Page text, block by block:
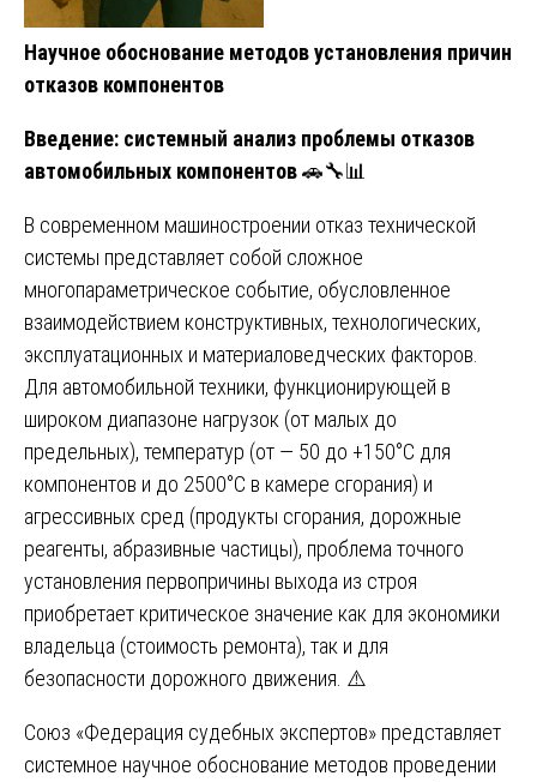
Научное обоснование методов установления причин
отказов компонентов
Введение: системный анализ проблемы отказов
автомобильных компонентов🚗🔧📊
В современном машиностроении отказ технической
системы представляет собой сложное
многопараметрическое событие, обусловленное
взаимодействием конструктивных, технологических,
эксплуатационных и материаловедческих факторов.
Для автомобильной техники, функционирующей в
широком диапазоне нагрузок (от малых до
предельных), температур (от — 50 до +150°C для
компонентов и до 2500°C в камере сгорания) и
агрессивных сред (продукты сгорания, дорожные
реагенты, абразивные частицы), проблема точного
установления первопричины выхода из строя
приобретает критическое значение как для экономики
владельца (стоимость ремонта), так и для
безопасности дорожного движения. ⚠️
Союз «Федерация судебных экспертов» представляет
системное научное обоснование методов проведении